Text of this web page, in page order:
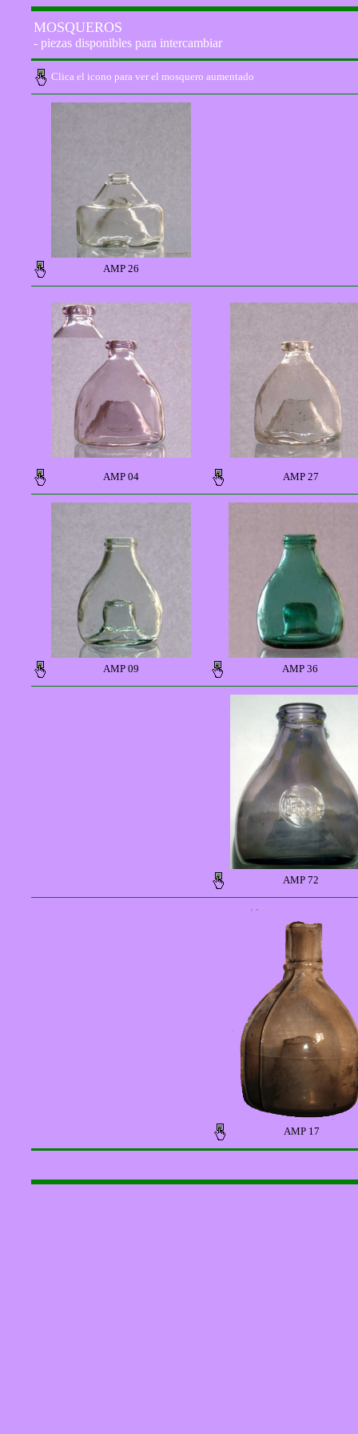
MOSQUEROS
- piezas disponibles para intercambiar
Clica el icono para ver el mosquero aumentado
AMP 26
AMP 04 AMP 27
AMP 09 AMP 36
AMP 72
AMP 17